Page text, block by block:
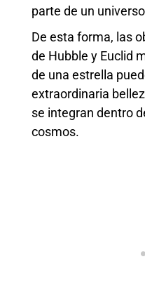
parte de un
De esta forma, las
de Hubble y Euclid
de una estrella
extraordinaria
se integran dentro
cosmos.